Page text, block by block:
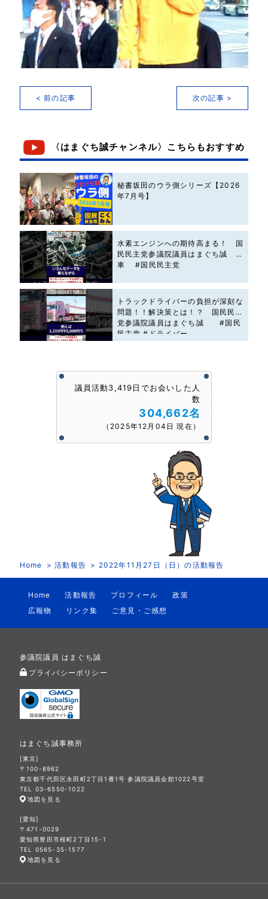
< 前の記事 次の記事 >
〈はまぐち誠チャンネル〉こちらもおすすめ
秘書坂田のウラ側シリーズ【2026
年7月号】
水素エンジンへの期待高まる！ 国
民民主党参議院議員はまぐち誠 #
車 #国民民主党
トラックドライバーの負担が深刻な
問題！！解決策とは！？ 国民民主
党参議院議員はまぐち誠 #国民
民主党 #ドライバー
議員活動3,419日でお会いした人
数
304,662名
（2025年12月04日 現在）
Home 活動報告 2022年11月27日（日）の活動報告
Home 活動報告 プロフィール
政策
広報物
リンク集 ご意見・ご感想
参議院議員 はまぐち誠
プライバシーポリシー
はまぐち誠事務所
[東京]
〒100-8962
東京都千代田区永田町2丁目1番1号 参議院議員会館1022号室
TEL 03-6550-1022
地図を見る
[愛知]
〒471-0029
愛知県豊田市桜町2丁目15-1
TEL 0565-35-1577
地図を見る